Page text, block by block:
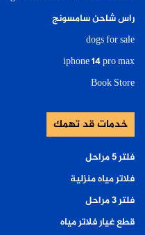
راس شاحن سامسونج
dogs for sale
iphone 14 pro max
Book Store
خدمات قد تهمك
فلتر ٥ مراحل
فلاتر مياه منزلية
فلتر ٣ مراحل
قطع غيار فلاتر مياه